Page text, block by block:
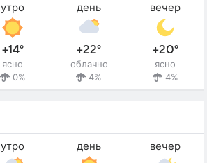
утро
+14°
ясно
0%
день
+22°
облачно
4%
вечер
+20°
ясно
4%
утро день вечер